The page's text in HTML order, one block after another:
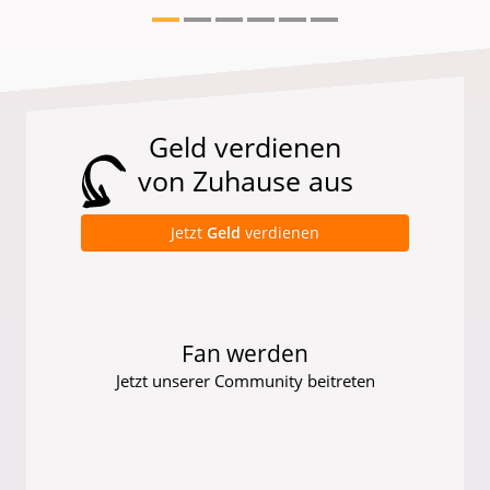
Geld verdienen
von Zuhause aus
Jetzt Geld verdienen
Fan werden
Jetzt unserer Community beitreten